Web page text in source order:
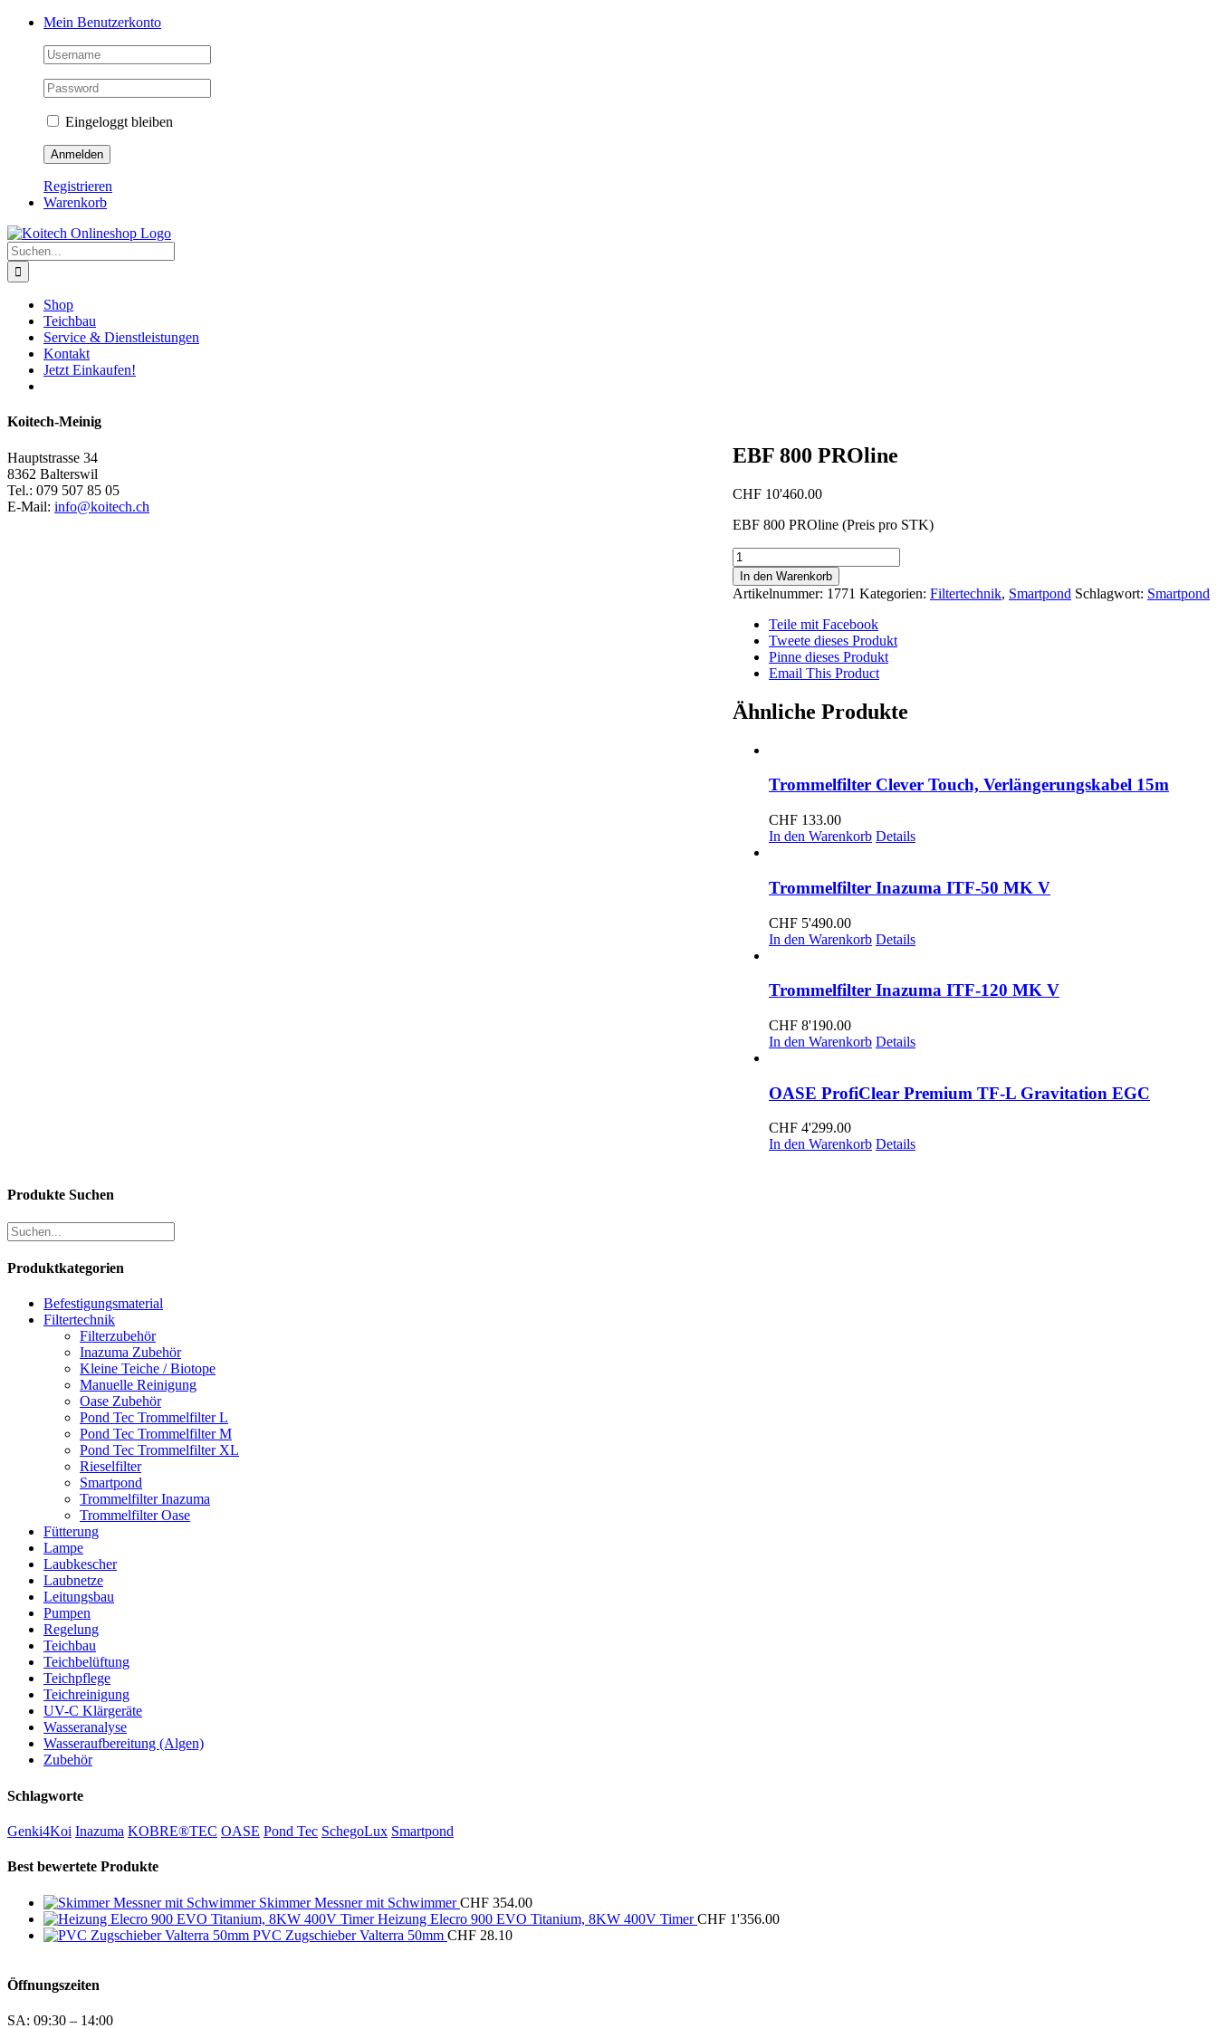
Skip
Mein Benutzerkonto
Eingeloggt bleiben
Registrieren
Warenkorb
Suche
nach:
Shop
Teichbau
Service & Dienstleistungen
Kontakt
Jetzt Einkaufen!
EBF 800 PROline
CHF 10'460.00
EBF 800 PROline (Preis pro STK)
EBF
800
PROline
Menge
In den Warenkorb
Artikelnummer: 1771 Kategorien: Filtertechnik, Smartpond Schlagwort: Smartpond
Teile mit Facebook
Tweete dieses Produkt
Pinne dieses Produkt
Email This Product
Ähnliche Produkte
Trommelfilter Clever Touch, Verlängerungskabel 15m
CHF 133.00
In den Warenkorb Details
Trommelfilter Inazuma ITF-50 MK V
CHF 5'490.00
In den Warenkorb Details
Trommelfilter Inazuma ITF-120 MK V
CHF 8'190.00
In den Warenkorb Details
OASE ProfiClear Premium TF-L Gravitation EGC
CHF 4'299.00
In den Warenkorb Details
Produkte Suchen
Produktkategorien
Befestigungsmaterial
Filtertechnik
Filterzubehör
Inazuma Zubehör
Kleine Teiche / Biotope
Manuelle Reinigung
Oase Zubehör
Pond Tec Trommelfilter L
Pond Tec Trommelfilter M
Pond Tec Trommelfilter XL
Rieselfilter
Smartpond
Trommelfilter Inazuma
Trommelfilter Oase
Fütterung
Lampe
Laubkescher
Laubnetze
Leitungsbau
Pumpen
Regelung
Teichbau
Teichbelüftung
Teichpflege
Teichreinigung
UV-C Klärgeräte
Wasseranalyse
Wasseraufbereitung (Algen)
Zubehör
Schlagworte
Genki4Koi Inazuma KOBRE®TEC OASE Pond Tec SchegoLux Smartpond
Best bewertete Produkte
Skimmer Messner mit Schwimmer CHF 354.00
Heizung Elecro 900 EVO Titanium, 8KW 400V Timer CHF 1'356.00
PVC Zugschieber Valterra 50mm CHF 28.10
Koitech-Meinig
Hauptstrasse 34
8362 Balterswil
Tel.: 079 507 85 05
E-Mail: info@koitech.ch
Öffnungszeiten
SA: 09:30 – 14:00